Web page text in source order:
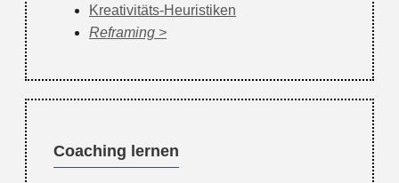
Kreativitäts-Heuristiken
Reframing
Coaching lernen